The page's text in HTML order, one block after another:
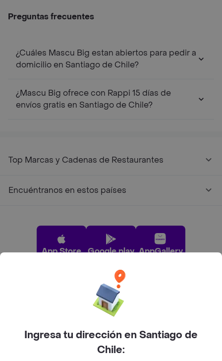
Preguntas frecuentes
¿Cuáles Mascu Big estan abiertos para pedir a
domicilio en Santiago de Chile?
¿Mascu Big ofrece con Rappi 15 días de
envíos gratis en Santiago de Chile?
Top Marcas y Cadenas de Restaurantes
Encuéntranos en estos países
App Store Google play AppGallery
Pide tu comida favorita cerca de ti
Categorías
Ingresa tu dirección en Santiago de
Chile: